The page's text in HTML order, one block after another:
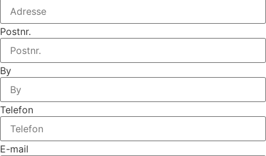
Postnr.
By
Telefon
E-mail